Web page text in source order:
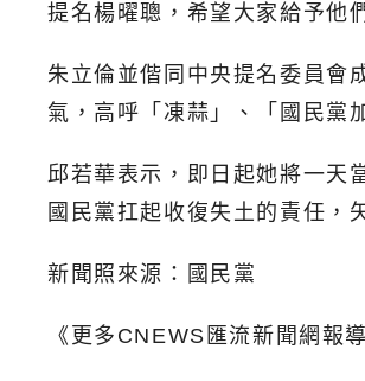
提名楊曜聰，希望大家給予他
朱立倫並偕同中央提名委員會
氣，高呼「凍蒜」、「國民黨
邱若華表示，即日起她將一天
國民黨扛起收復失土的責任，
新聞照來源：國民黨
《更多CNEWS匯流新聞網報導